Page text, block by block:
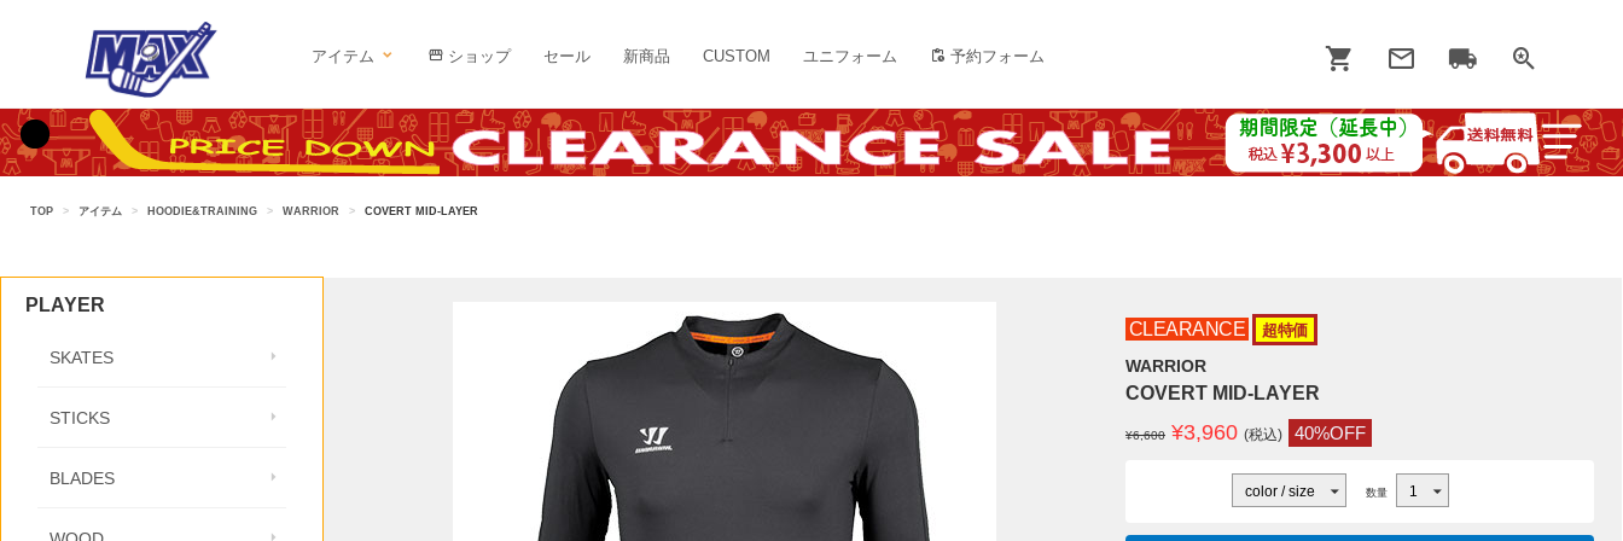
アイテム ショップ セール 新商品 CUSTOM ユニフォーム 予約フォーム
TOP > アイテム > HOODIE&TRAINING > WARRIOR > COVERT MID-LAYER
PLAYER
SKATES
STICKS
BLADES
CLEARANCE 超特価
WARRIOR
COVERT MID-LAYER
¥6,600 ¥3,960 (税込) 40%OFF
数量